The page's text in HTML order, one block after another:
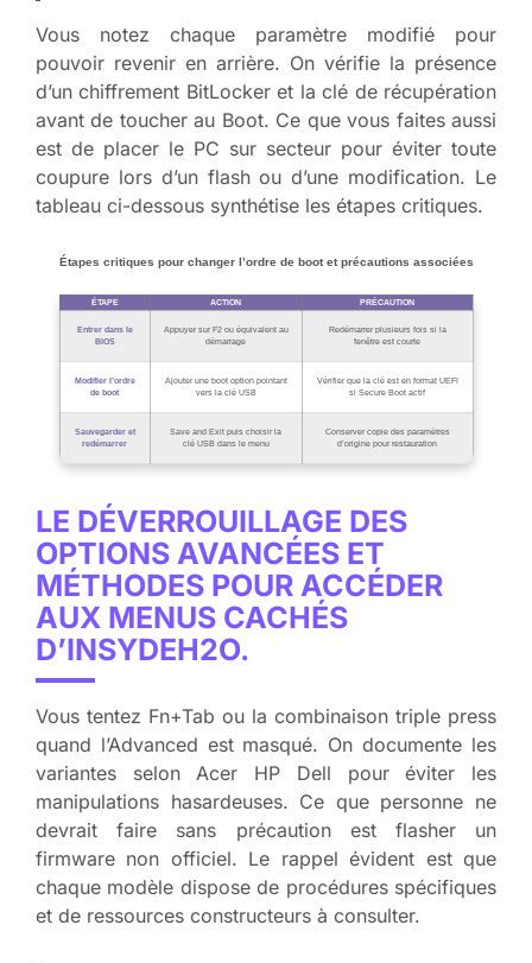
Vous notez chaque paramètre modifié pour
pouvoir revenir en arrière. On vérifie la présence
d’un chiffrement BitLocker et la clé de récupération
avant de toucher au Boot. Ce que vous faites aussi
est de placer le PC sur secteur pour éviter toute
coupure lors d’un flash ou d’une modification. Le
tableau ci-dessous synthétise les étapes critiques.
Étapes critiques pour changer l’ordre de boot et précautions associées
ÉTAPE ACTION PRÉCAUTION
Entrer dans le
BIOS
Appuyer sur F2 ou équivalent au
démarrage
Redémarrer plusieurs fois si la
fenêtre est courte
Modifier l’ordre
de boot
Ajouter une boot option pointant
vers la clé USB
Vérifier que la clé est en format UEFI
si Secure Boot actif
Sauvegarder et
redémarrer
Save and Exit puis choisir la
clé USB dans le menu
Conserver copie des paramètres
d’origine pour restauration
LE DÉVERROUILLAGE DES
OPTIONS AVANCÉES ET
MÉTHODES POUR ACCÉDER
AUX MENUS CACHÉS
D’INSYDEH2O.
Vous tentez Fn+Tab ou la combinaison triple press
quand l’Advanced est masqué. On documente les
variantes selon Acer HP Dell pour éviter les
manipulations hasardeuses. Ce que personne ne
devrait faire sans précaution est flasher un
firmware non officiel. Le rappel évident est que
chaque modèle dispose de procédures spécifiques
et de ressources constructeurs à consulter.